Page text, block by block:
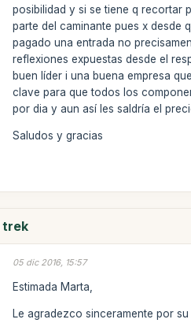
posibilidad y si se tiene q recortar
parte del caminante pues x desde
pagado una entrada no
reflexiones expuestas desde el
buen líder i una buena empresa
clave para que todos los
por dia y aun así les saldría el
Saludos y gracias
trek
05 dic 2016, 15:57
Estimada Marta,
Le agradezco sinceramente por